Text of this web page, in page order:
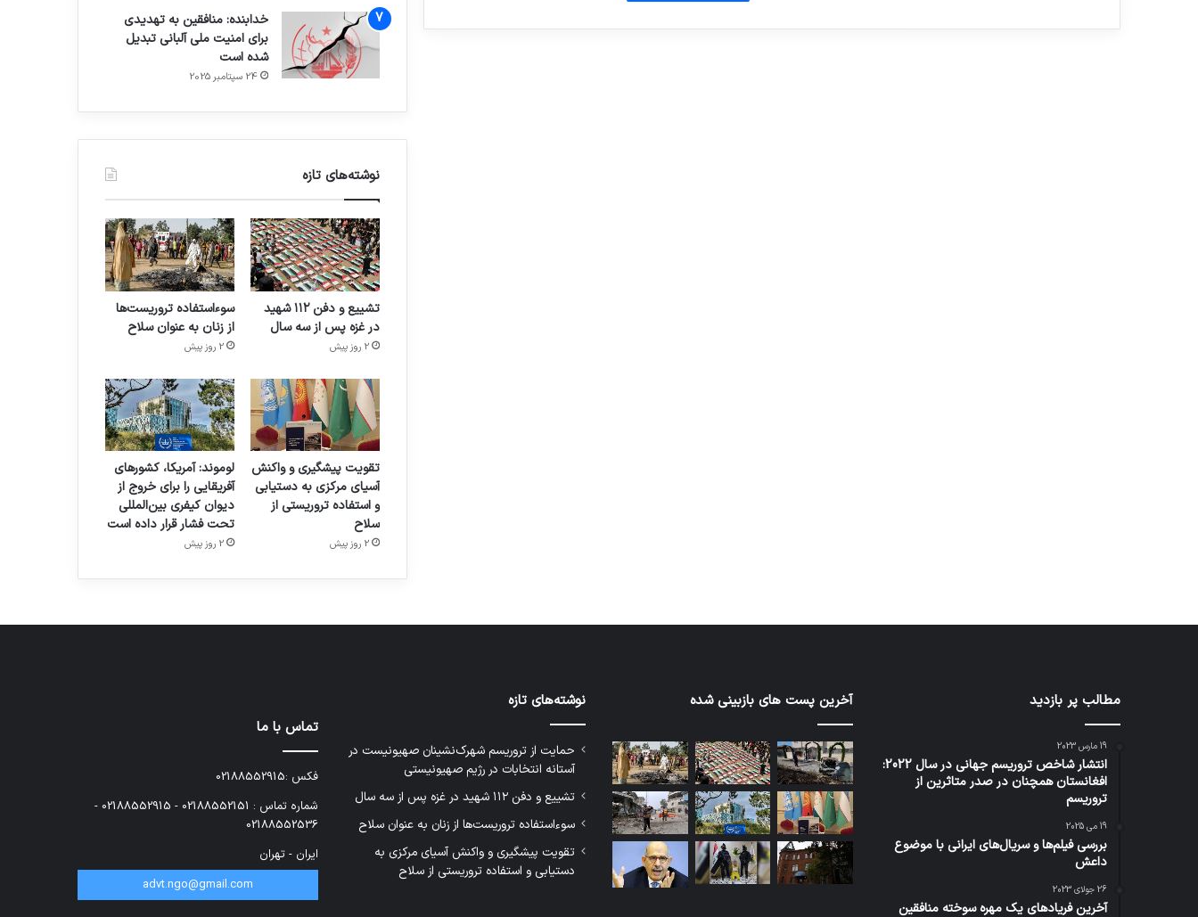
خدابنده: منافقین به تهدیدی
برای امنیت ملی آلبانی تبدیل
شده است
24 سپتامبر 2025
نوشته‌های تازه
تشییع و دفن ۱۱۲ شهید
در غزه پس از سه سال
2 روز پیش
سوءاستفاده تروریست‌ها
از زنان به عنوان سلاح
2 روز پیش
تقویت پیشگیری و واکنش
آسیای مرکزی به دستیابی
و استفاده تروریستی از
سلاح
2 روز پیش
لوموند: آمریکا، کشورهای
آفریقایی را برای خروج از
دیوان کیفری بین‌المللی
تحت فشار قرار داده است
2 روز پیش
مطالب پر بازدید
19 مارس 2023
انتشار شاخص تروریسم جهانی در سال 2022:
افغانستان همچنان در صدر متاثرین از
تروریسم
19 می 2025
بررسی فیلم‌ها و سریال‌های ایرانی با موضوع
داعش
26 جولای 2023
آخرین فریادهای یک مهره سوخته منافقین
آخرین پست های بازبینی شده نوشته‌های تازه
حمایت از تروریسم شهرک‌نشینان صهیونیست در
آستانه انتخابات در رژیم صهیونیستی
تشییع و دفن ۱۱۲ شهید در غزه پس از سه سال
سوءاستفاده تروریست‌ها از زنان به عنوان سلاح
تقویت پیشگیری و واکنش آسیای مرکزی به
دستیابی و استفاده تروریستی از سلاح
تماس با ما
فکس :02188552915
شماره تماس : 02188552151 - 02188552915 -
02188552536
ایران - تهران
advt.ngo@gmail.com